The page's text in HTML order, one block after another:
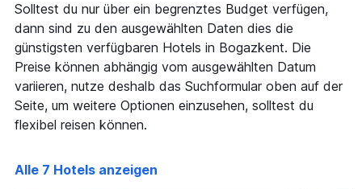
1
X-
Achse,
die
die
Wochentage
anzeigt.
Das
1
Solltest du nur über ein begrenztes Budget verfügen,
dann sind zu den ausgewählten Daten dies die
günstigsten verfügbaren Hotels in Bogazkent. Die
Preise können abhängig vom ausgewählten Datum
variieren, nutze deshalb das Suchformular oben auf der
Seite, um weitere Optionen einzusehen, solltest du
flexibel reisen können.
Alle 7 Hotels anzeigen